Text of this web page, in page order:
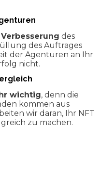
des
des Auftrages
der Agenturen an Ihr
nicht.
wichtig, denn die
kommen aus
wir daran, Ihr NFT
zu machen.